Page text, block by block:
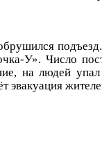
У». Число
на людей
эвакуация